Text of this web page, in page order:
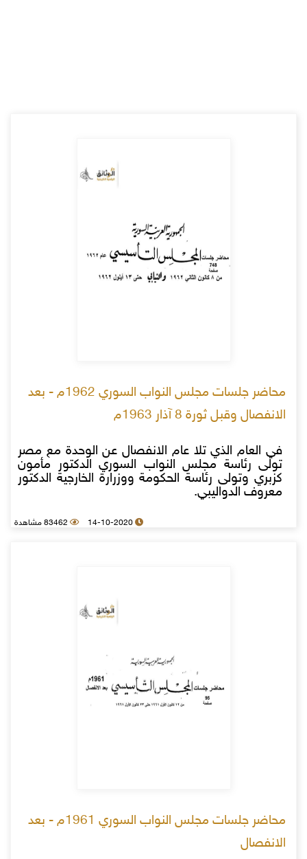
محاضر جلسات مجلس النواب السوري 1962م - بعد
الانفصال وقبل ثورة 8 آذار 1963م
في العام الذي تلا عام الانفصال عن الوحدة مع مصر
تولى رئاسة مجلس النواب السوري الدكتور مأمون
كزبري وتولى رئاسة الحكومة ووزرارة الخارجية الدكتور
معروف الدواليبي.
14-10-2020 83462 مشاهدة
محاضر جلسات مجلس النواب السوري 1961م - بعد
الانفصال